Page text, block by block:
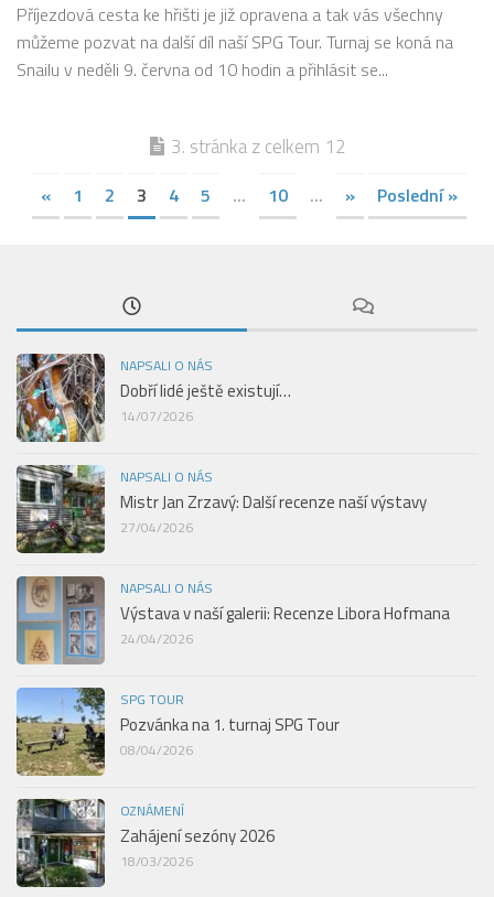
Příjezdová cesta ke hřišti je již opravena a tak vás všechny
můžeme pozvat na další díl naší SPG Tour. Turnaj se koná na
Snailu v neděli 9. června od 10 hodin a přihlásit se...
3. stránka z celkem 12
« 1 2 3 4 5 ... 10 ... » Poslední »
NAPSALI O NÁS
Dobří lidé ještě existují…
14/07/2026
NAPSALI O NÁS
Mistr Jan Zrzavý: Další recenze naší výstavy
27/04/2026
NAPSALI O NÁS
Výstava v naší galerii: Recenze Libora Hofmana
24/04/2026
SPG TOUR
Pozvánka na 1. turnaj SPG Tour
08/04/2026
OZNÁMENÍ
Zahájení sezóny 2026
18/03/2026